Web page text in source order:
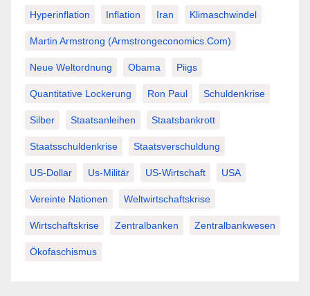
Hyperinflation Inflation Iran Klimaschwindel
Martin Armstrong (Armstrongeconomics.com)
Neue Weltordnung Obama Piigs
Quantitative Lockerung Ron Paul Schuldenkrise
Silber Staatsanleihen Staatsbankrott
Staatsschuldenkrise Staatsverschuldung
US-Dollar Us-Militär US-Wirtschaft USA
Vereinte Nationen Weltwirtschaftskrise
Wirtschaftskrise Zentralbanken Zentralbankwesen
Ökofaschismus